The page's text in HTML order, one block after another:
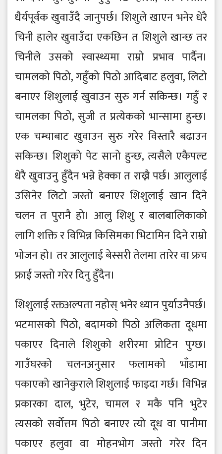
धैर्यपूर्वक खुवाउँदै जानुपर्छ। शिशुले खाएन भनेर धेरै
चिनी हालेर खुवाउँदा एकछिन त शिशुले खान्छ तर
चिनीले उसको स्वास्थ्यमा राम्रो प्रभाव पार्दैन।
चामलको पिठो, गहुँको पिठो आदिबाट हलुवा, लिटो
बनाएर शिशुलाई खुवाउन सुरु गर्न सकिन्छ। गहुँ र
चामलका पिठो, सुजी त प्रत्येकको भान्सामा हुन्छ।
एक चम्चाबाट खुवाउन सुरु गरेर विस्तारै बढाउन
सकिन्छ। शिशुको पेट सानो हुन्छ, त्यसैले एकैपल्ट
धेरै खुवाउनु हुँदैन भन्ने हेक्का त राख्नै पर्छ। आलुलाई
उसिनेर लिटो जस्तो बनाएर शिशुलाई खान दिने
चलन त पुरानै हो। आलु शिशु र बालबालिकाको
लागि शक्ति र विभिन्न किसिमका भिटामिन दिने राम्रो
भोजन हो। तर आलुलाई बेस्सरी तेलमा तारेर वा फ्रच
फ्राई जस्तो गरेर दिनु हुँदैन।
शिशुलाई रक्तअल्पता नहोस् भनेर ध्यान पुर्याउनैपर्छ।
भटमासको पिठो, बदामको पिठो अलिकता दूधमा
पकाएर दिनाले शिशुको शरीरमा प्रोटिन पुग्छ।
गाउँघरको चलनअनुसार फलामको भाँडामा
पकाएको खानेकुराले शिशुलाई फाइदा गर्छ। विभिन्न
प्रकारका दाल, भुटेर, चामल र मकै पनि भुटेर
त्यसको सर्वोत्तम पिठो बनाएर त्यो दूध वा पानीमा
पकाएर हलुवा वा मोहनभोग जस्तो गरेर दिन